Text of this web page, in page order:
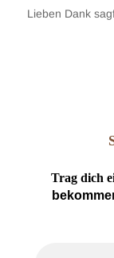
Lieben Dank
Trag dich